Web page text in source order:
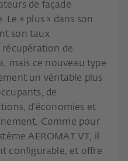
de façade
Le « plus » dans son
son taux
de
mais ce nouveau type
un véritable plus
de
d’économies et
Comme pour
AEROMAT VT, il
configurable, et offre